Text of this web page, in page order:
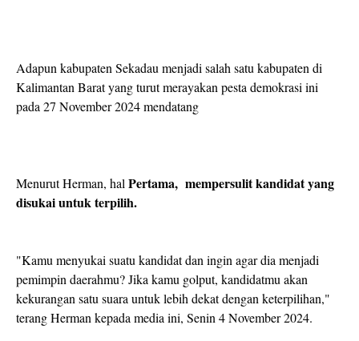
Adapun kabupaten Sekadau menjadi salah satu kabupaten di
Kalimantan Barat yang turut merayakan pesta demokrasi ini
pada 27 November 2024 mendatang
Menurut Herman, hal Pertama, mempersulit kandidat yang
disukai untuk terpilih.
"Kamu menyukai suatu kandidat dan ingin agar dia menjadi
pemimpin daerahmu? Jika kamu golput, kandidatmu akan
kekurangan satu suara untuk lebih dekat dengan keterpilihan,"
terang Herman kepada media ini, Senin 4 November 2024.